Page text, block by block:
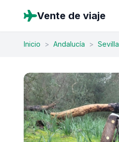
Vente de viaje
Inicio > Andalucía > Sevilla